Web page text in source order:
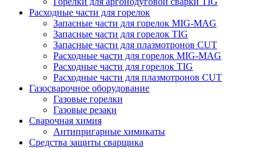
Расходные части для горелок
Запасные части для горелок MIG-MAG
Запасные части для горелок TIG
Запасные части для плазмотронов CUT
Расходные части для горелок MIG-MAG
Расходные части для горелок TIG
Расходные части для плазмотронов CUT
Газосварочное оборудование
Газовые горелки
Газовые резаки
Сварочная химия
Антипригарные химикаты
Средства защиты сварщика